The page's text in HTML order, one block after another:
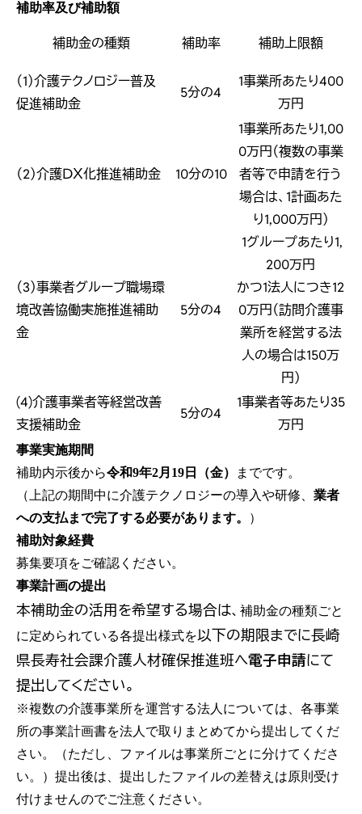
補助率及び補助額
補助金の種類 補助率 補助上限額
（1）介護テクノロジー普及
促進補助金
5分の4
1事業所あたり400
万円
（2）介護ＤＸ化推進補助金 10分の10
1事業所あたり1,00
0万円（複数の事業
者等で申請を行う
場合は、1計画あた
り1,000万円）
（3）事業者グループ職場環
境改善協働実施推進補助
金
5分の4
1グループあたり1,
200万円
かつ1法人につき12
0万円（訪問介護事
業所を経営する法
人の場合は150万
円）
(4)介護事業者等経営改善
支援補助金
5分の4
1事業者等あたり35
万円
事業実施期間
補助内示後から令和9年2月19日（金）
までです。
（上記の期間中に介護テクノロジーの導入や研修、 業者
への支払まで完了する必要があります。
）
補助対象経費
募集要項をご確認ください。
事業計画の提出
本補助金の活用を希望する場合は、 補助金の種類ごと
に定められている各提出様式を以下の期限までに長崎
県長寿社会課介護人材確保推進班へ電子申請にて
提出してください。
※複数の介護事業所を運営する法人については、各事業
所の事業計画書を法人で取りまとめてから提出してくだ
さい。（ただし、ファイルは事業所ごとに分けてくださ
い。）提出後は、提出したファイルの差替えは原則受け
付けませんのでご注意ください。